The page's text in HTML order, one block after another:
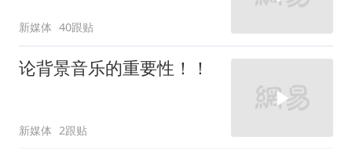
新媒体 40跟贴
论背景音乐的重要性！！
新媒体 2跟贴